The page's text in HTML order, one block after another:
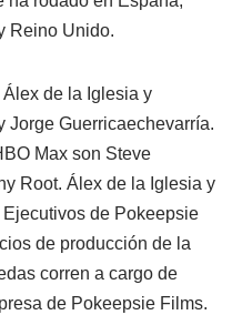
Reino Unido.
de la Iglesia y
Jorge Guerricaechevarría.
Max son Steve
Root. Álex de la Iglesia y
de Pokeepsie
de producción de la
corren a cargo de
de Pokeepsie Films.